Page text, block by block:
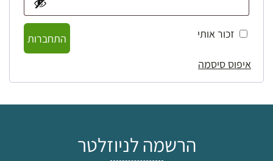
זכור אותי
התחברות
איפוס סיסמה
הרשמה לניוזלטר